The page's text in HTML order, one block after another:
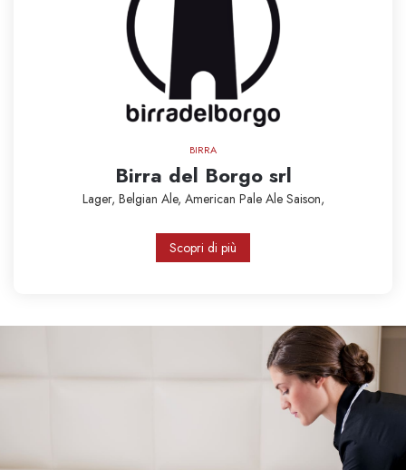
BIRRA
Birra del Borgo srl
Lager, Belgian Ale, American Pale Ale Saison,
Scopri di più